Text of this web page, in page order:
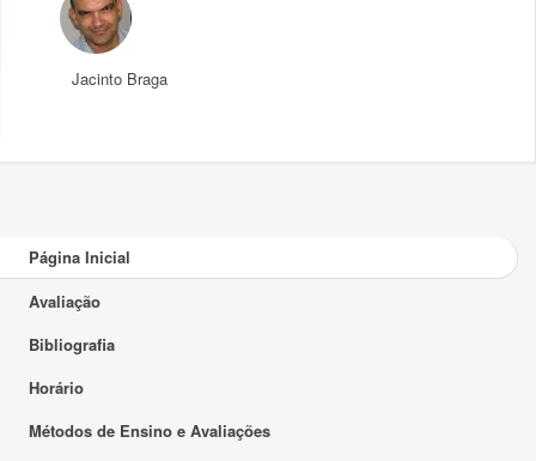
Jacinto Braga
Página Inicial
Avaliação
Bibliografia
Horário
Métodos de Ensino e Avaliações